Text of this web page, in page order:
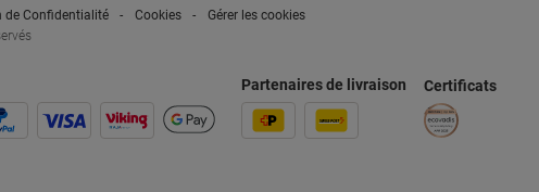
de Confidentialité Cookies
Gérer les cookies
Partenaires de livraison Certificats